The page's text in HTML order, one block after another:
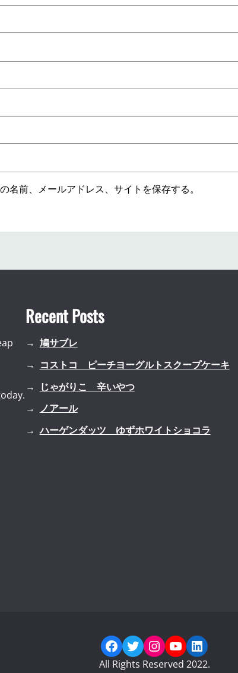
前、メールアドレス、サイトを保存する。
Recent Posts
鳩サブレ
コストコ ピーチヨーグルトスクープケーキ
じゃがりこ 辛いやつ
ノアール
ハーゲンダッツ ゆずホワイトショコラ
Facebook
Twitter
Instagram
YouTube
LinkedIn
All Rights Reserved 2022.